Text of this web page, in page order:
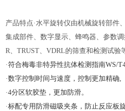
产品特点·水平旋转仪由机械旋转部件
集成部件、数字显示、蜂鸣器、参数
R、TRUST、VDRL的筛查和检测试验
·符合梅毒非特异性抗体检测指南WS/
·数字控制时间与速度，控制更加精确,
·4分区软胶垫，更加防滑。
·标配专用防滑磁吸夹条，防止反应板